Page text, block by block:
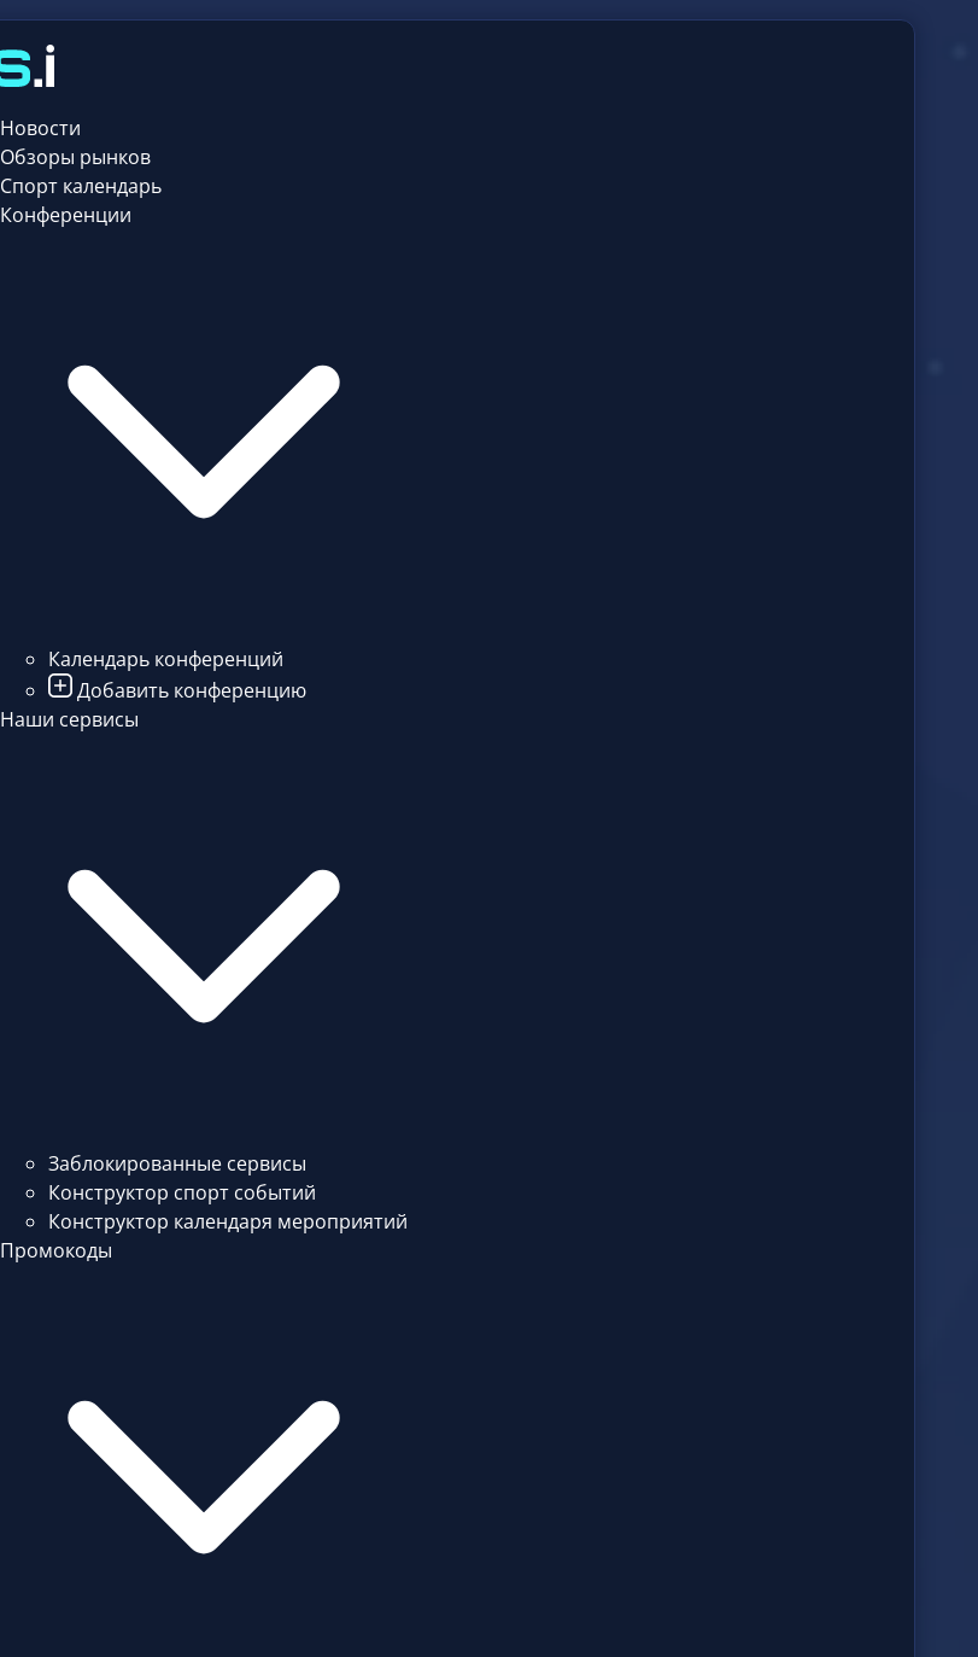
Новости
Обзоры рынков
Спорт календарь
Конференции
Календарь конференций
Добавить конференцию
Наши сервисы
Заблокированные сервисы
Конструктор спорт событий
Конструктор календаря мероприятий
Промокоды